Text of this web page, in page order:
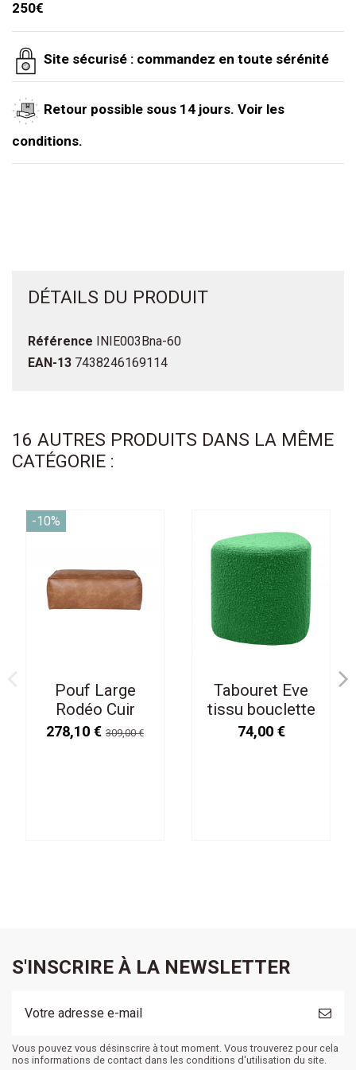
250€
Site sécurisé : commandez en toute sérénité
Retour possible sous 14 jours. Voir les
conditions.
DÉTAILS DU PRODUIT
Référence INIE003Bna-60
EAN-13 7438246169114
16 AUTRES PRODUITS DANS LA MÊME
CATÉGORIE :
-10%
Pouf Large
Rodéo Cuir
Recyclé
278,10 € 309,00 €
Tabouret Eve
tissu bouclette
vert feuille
74,00 €
S'INSCRIRE À LA NEWSLETTER
Vous pouvez vous désinscrire à tout moment. Vous trouverez pour cela
nos informations de contact dans les conditions d'utilisation du site.